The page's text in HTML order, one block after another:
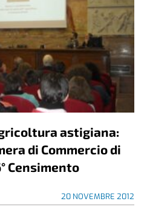
astigiana:
di Commercio di
Censimento
20 NOVEMBRE 2012